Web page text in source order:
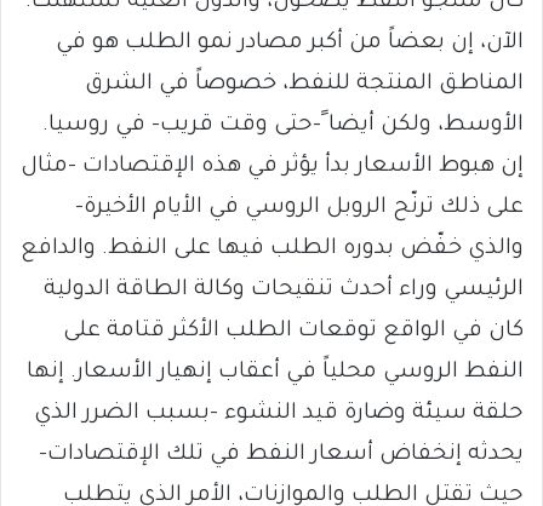
الآن، إن بعضاً من أكبر مصادر نمو الطلب هو في
المناطق المنتجة للنفط، خصوصاً في الشرق
الأوسط، ولكن أيضا ً-حتى وقت قريب- في روسيا.
إن هبوط الأسعار بدأ يؤثر في هذه الإقتصادات –مثال
على ذلك ترنّح الروبل الروسي في الأيام الأخيرة–
والذي خفّض بدوره الطلب فيها على النفط. والدافع
الرئيسي وراء أحدث تنقيحات وكالة الطاقة الدولية
كان في الواقع توقعات الطلب الأكثر قتامة على
النفط الروسي محلياً في أعقاب إنهيار الأسعار. إنها
حلقة سيئة وضارة قيد النشوء –بسبب الضرر الذي
يحدثه إنخفاض أسعار النفط في تلك الإقتصادات–
حيث تقتل الطلب والموازنات، الأمر الذي يتطلب